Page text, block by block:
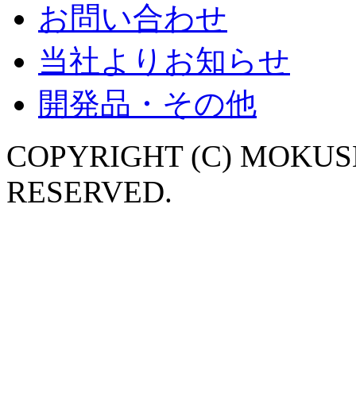
お問い合わせ
当社よりお知らせ
開発品・その他
COPYRIGHT (C)
RESERVED.